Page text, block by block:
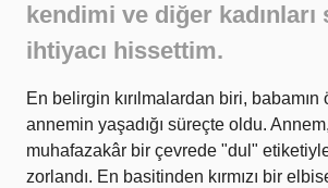
kendimi ve diğer kadınları
ihtiyacı hissettim.
En belirgin kırılmalardan biri,
annemin yaşadığı süreçte oldu.
muhafazakâr bir çevrede "dul"
zorlandı. En basitinden kırmızı bir